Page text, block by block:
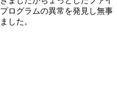
ログラムの異常を発見し無事
した。